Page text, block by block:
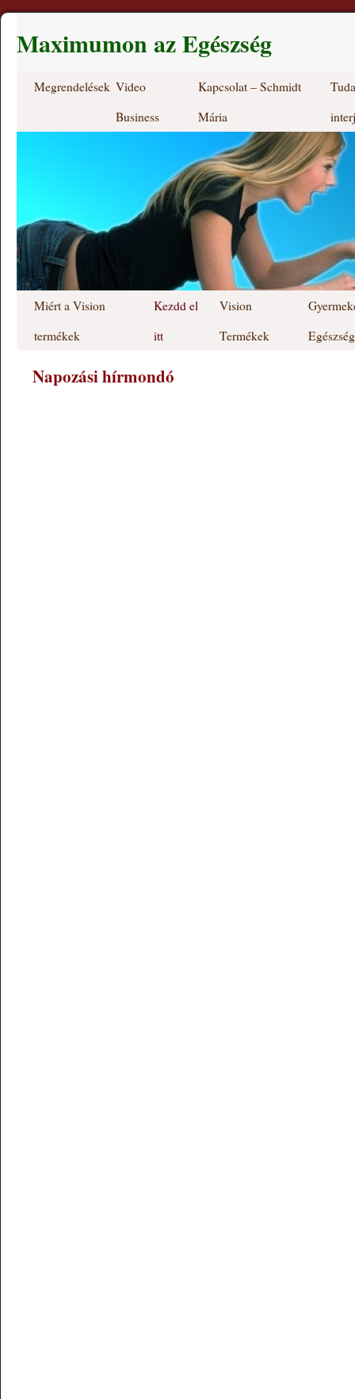
Maximumon az Egészség
Megrendelések Video
Business
Kapcsolat – Schmidt
Mária
Miért a Vision
termékek
Kezdd el
itt
Vision
Termékek
Napozási hírmondó